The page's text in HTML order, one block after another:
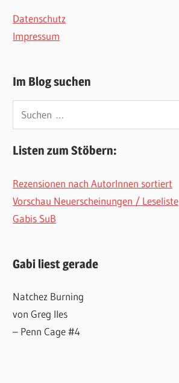
Datenschutz
Impressum
Im Blog suchen
Suchen
nach:
Listen zum Stöbern:
Rezensionen nach AutorInnen sortiert
Vorschau Neuerscheinungen / Leseliste
Gabis SuB
Gabi liest gerade
Natchez Burning
von Greg Iles
– Penn Cage #4